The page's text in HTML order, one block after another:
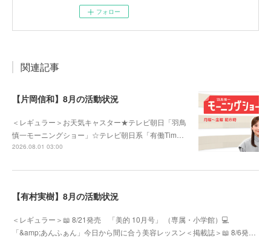
フォロー
関連記事
【片岡信和】8月の活動状況
＜レギュラー＞お天気キャスター★テレビ朝日「羽鳥
慎一モーニングショー」☆テレビ朝日系「有働Tim…
2026.08.01 03:00
【有村実樹】8月の活動状況
＜レギュラー＞📖 8/21発売 「美的 10月号」 （専属・小学館）💻
「&amp;あんふぁん」今日から間に合う美容レッスン＜掲載誌＞📖 8/6発…